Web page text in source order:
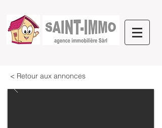
< Retour aux annonces